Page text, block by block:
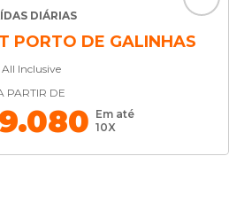
DIÁRIAS
PORTO DE GALINHAS
All Inclusive
PARTIR DE
Em até
10X